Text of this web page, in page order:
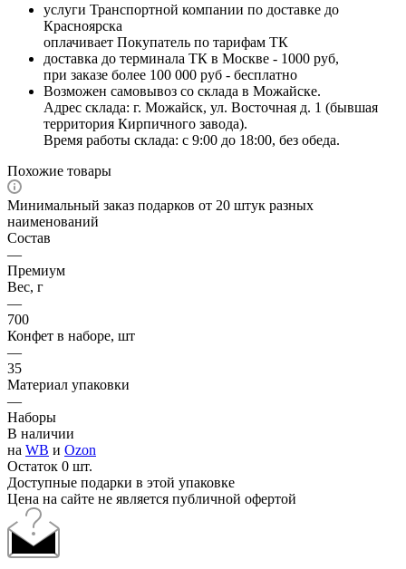
услуги Транспортной компании по доставке до
Красноярска
оплачивает Покупатель по тарифам ТК
доставка до терминала ТК в Москве - 1000 руб,
при заказе более 100 000 руб - бесплатно
Возможен самовывоз со склада в Можайске.
Адрес склада: г. Можайск, ул. Восточная д. 1 (бывшая
территория Кирпичного завода).
Время работы склада: с 9:00 до 18:00, без обеда.
Похожие товары
Минимальный заказ подарков от 20 штук разных
наименований
Состав
—
Премиум
Вес, г
—
700
Конфет в наборе, шт
—
35
Материал упаковки
—
Наборы
В наличии
на WB и Ozon
Остаток 0 шт.
Доступные подарки в этой упаковке
Цена на сайте не является публичной офертой